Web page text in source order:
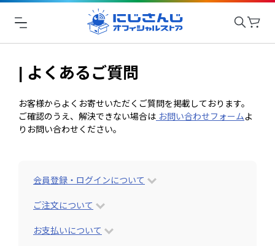
| よくあるご質問
お客様からよくお寄せいただくご質問を掲載しております。
ご確認のうえ、解決できない場合は お問い合わせフォームよ
りお問い合わせください。
会員登録・ログインについて
ご注文について
お支払いについて